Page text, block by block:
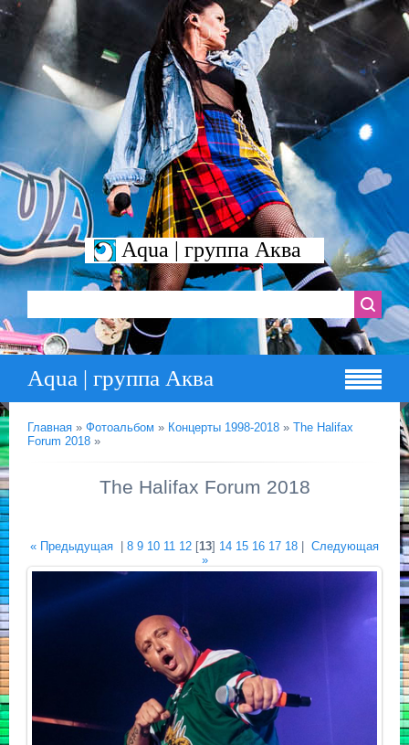
Aqua | группа Аква
Aqua | группа Аква
Главная » Фотоальбом » Концерты 1998-2018 » The Halifax
Forum 2018 »
The Halifax Forum 2018
« Предыдущая 8 9 10 11 12 [13] 14 15 16 17 18
Следующая
»